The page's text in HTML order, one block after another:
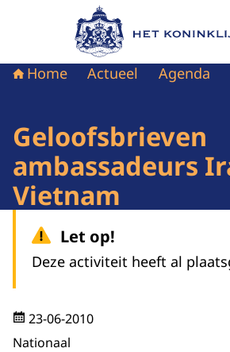
Naar de homepage van
Home Actueel Agenda
Geloofsbrieven
ambassadeurs
Vietnam
Let op!
Deze activiteit heeft al
23-06-2010
Nationaal